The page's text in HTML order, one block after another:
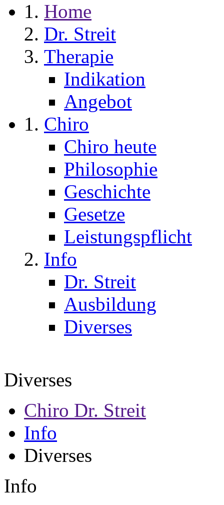
Home
Dr. Streit
Therapie
Indikation
Angebot
Chiro
Chiro heute
Philosophie
Geschichte
Gesetze
Leistungspflicht
Info
Dr. Streit
Ausbildung
Diverses
Diverses
Chiro Dr. Streit
Info
Diverses
Info